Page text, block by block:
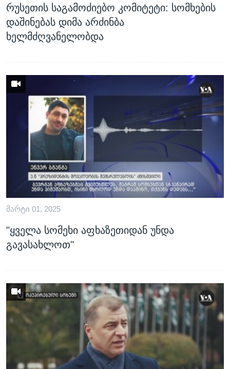
რუსეთის საგამოძიებო კომიტეტი: სომხების
დაშინებას დიმა არძინბა
ხელმძღვანელობდა
ᲛᲐᲠᲢᲘ 01, 2025
"ყველა სომეხი აფხაზეთიდან უნდა
გავასახლოთ"